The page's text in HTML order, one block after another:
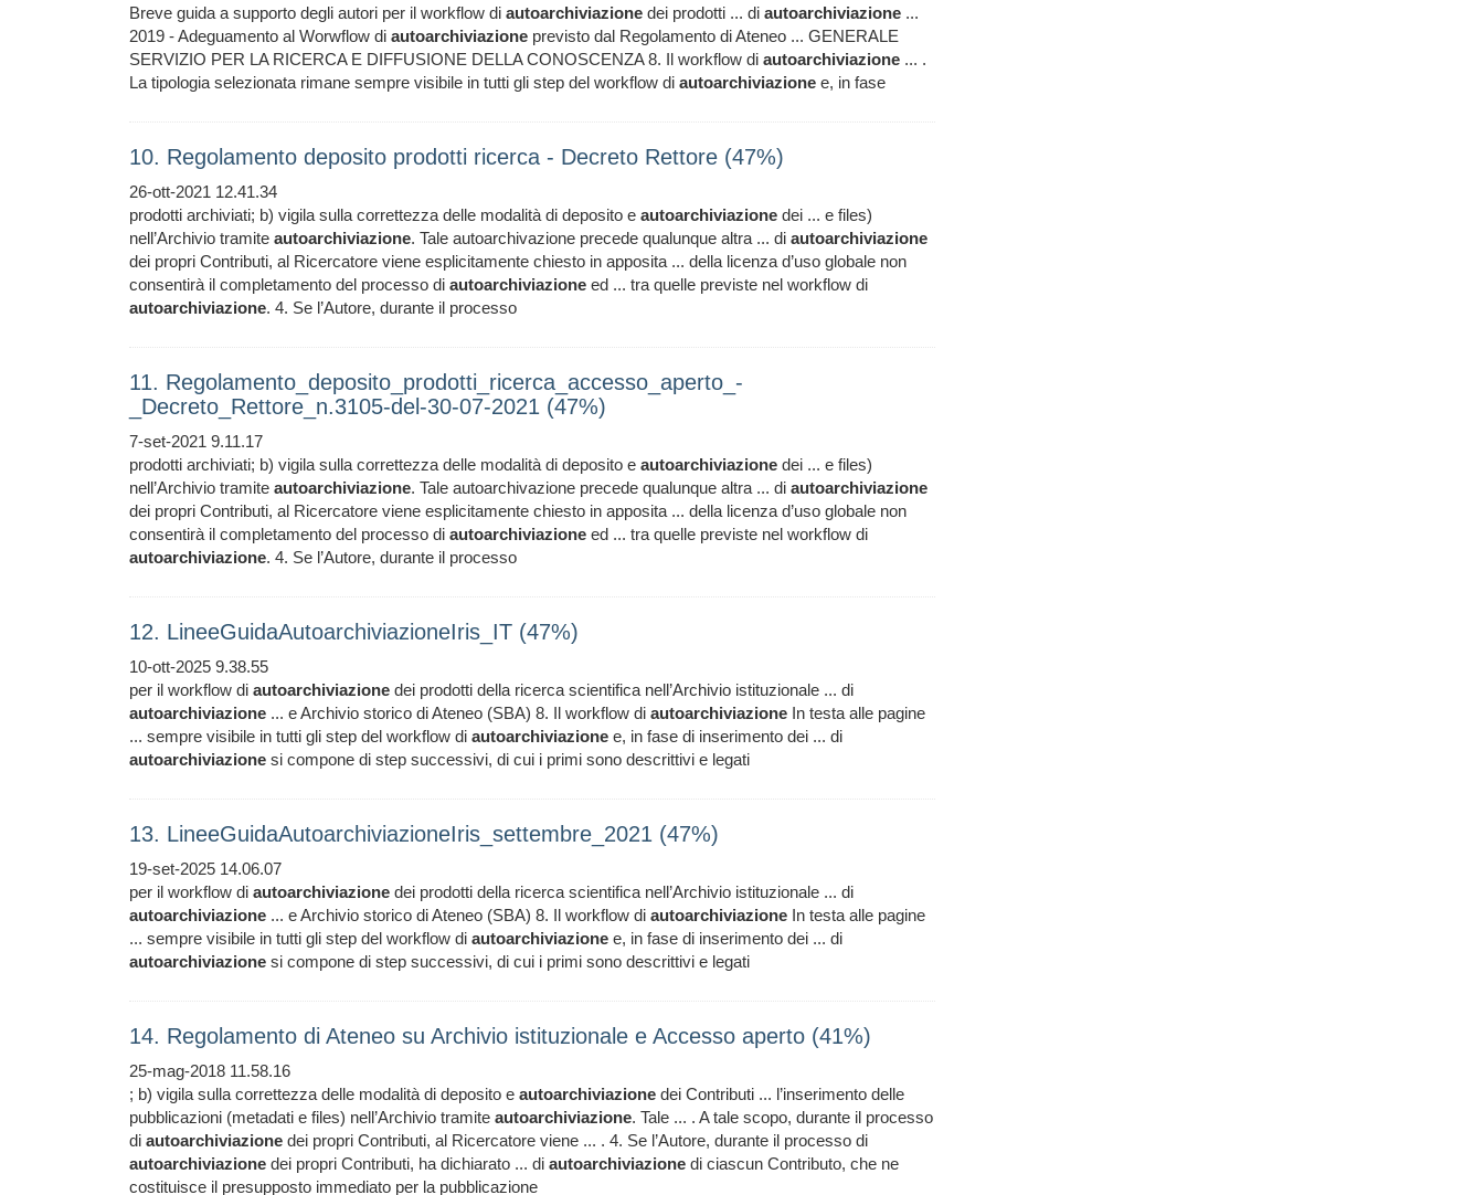
Breve guida a supporto degli autori per il workflow di autoarchiviazione dei prodotti ... di autoarchiviazione ...
2019 - Adeguamento al Worwflow di autoarchiviazione previsto dal Regolamento di Ateneo ... GENERALE
SERVIZIO PER LA RICERCA E DIFFUSIONE DELLA CONOSCENZA 8. Il workflow di autoarchiviazione ... .
La tipologia selezionata rimane sempre visibile in tutti gli step del workflow di autoarchiviazione e, in fase
10. Regolamento deposito prodotti ricerca - Decreto Rettore (47%)
26-ott-2021 12.41.34
prodotti archiviati; b) vigila sulla correttezza delle modalità di deposito e autoarchiviazione dei ... e files)
nell’Archivio tramite autoarchiviazione. Tale autoarchivazione precede qualunque altra ... di autoarchiviazione
dei propri Contributi, al Ricercatore viene esplicitamente chiesto in apposita ... della licenza d’uso globale non
consentirà il completamento del processo di autoarchiviazione ed ... tra quelle previste nel workflow di
autoarchiviazione. 4. Se l’Autore, durante il processo
11. Regolamento_deposito_prodotti_ricerca_accesso_aperto_-
_Decreto_Rettore_n.3105-del-30-07-2021 (47%)
7-set-2021 9.11.17
prodotti archiviati; b) vigila sulla correttezza delle modalità di deposito e autoarchiviazione dei ... e files)
nell’Archivio tramite autoarchiviazione. Tale autoarchivazione precede qualunque altra ... di autoarchiviazione
dei propri Contributi, al Ricercatore viene esplicitamente chiesto in apposita ... della licenza d’uso globale non
consentirà il completamento del processo di autoarchiviazione ed ... tra quelle previste nel workflow di
autoarchiviazione. 4. Se l’Autore, durante il processo
12. LineeGuidaAutoarchiviazioneIris_IT (47%)
10-ott-2025 9.38.55
per il workflow di autoarchiviazione dei prodotti della ricerca scientifica nell’Archivio istituzionale ... di
autoarchiviazione ... e Archivio storico di Ateneo (SBA) 8. Il workflow di autoarchiviazione In testa alle pagine
... sempre visibile in tutti gli step del workflow di autoarchiviazione e, in fase di inserimento dei ... di
autoarchiviazione si compone di step successivi, di cui i primi sono descrittivi e legati
13. LineeGuidaAutoarchiviazioneIris_settembre_2021 (47%)
19-set-2025 14.06.07
per il workflow di autoarchiviazione dei prodotti della ricerca scientifica nell’Archivio istituzionale ... di
autoarchiviazione ... e Archivio storico di Ateneo (SBA) 8. Il workflow di autoarchiviazione In testa alle pagine
... sempre visibile in tutti gli step del workflow di autoarchiviazione e, in fase di inserimento dei ... di
autoarchiviazione si compone di step successivi, di cui i primi sono descrittivi e legati
14. Regolamento di Ateneo su Archivio istituzionale e Accesso aperto (41%)
25-mag-2018 11.58.16
; b) vigila sulla correttezza delle modalità di deposito e autoarchiviazione dei Contributi ... l’inserimento delle
pubblicazioni (metadati e files) nell’Archivio tramite autoarchiviazione. Tale ... . A tale scopo, durante il processo
di autoarchiviazione dei propri Contributi, al Ricercatore viene ... . 4. Se l’Autore, durante il processo di
autoarchiviazione dei propri Contributi, ha dichiarato ... di autoarchiviazione di ciascun Contributo, che ne
costituisce il presupposto immediato per la pubblicazione